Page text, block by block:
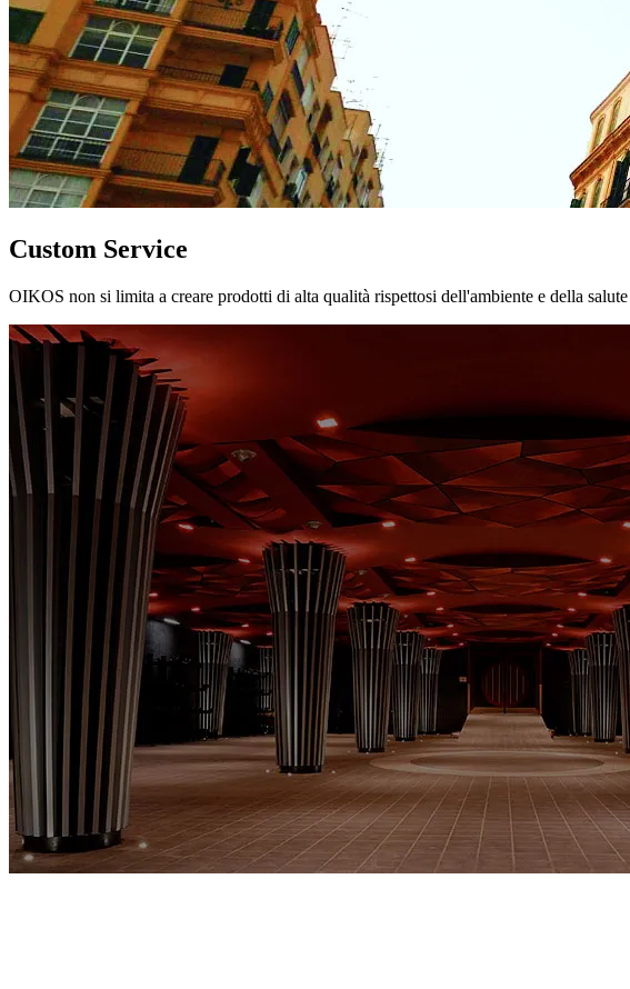
Custom Service
OIKOS non si limita a creare prodotti di alta qualità rispettosi dell'ambiente e della